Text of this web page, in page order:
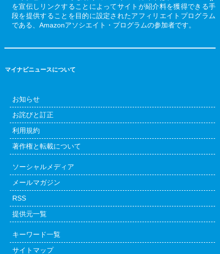
を宣伝しリンクすることによってサイトが紹介料を獲得できる手
段を提供することを目的に設定されたアフィリエイトプログラム
である、Amazonアソシエイト・プログラムの参加者です。
マイナビニュースについて
お知らせ
お詫びと訂正
利用規約
著作権と転載について
ソーシャルメディア
メールマガジン
RSS
提供元一覧
キーワード一覧
サイトマップ